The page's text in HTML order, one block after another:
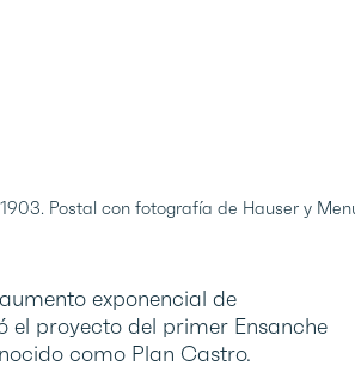
Postal con fotografía de Hauser y
exponencial de
el proyecto del primer Ensanche
como Plan Castro.